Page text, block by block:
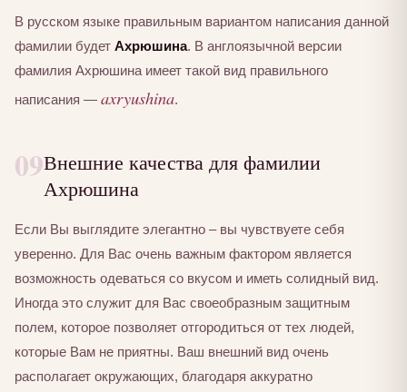
В русском языке правильным вариантом написания данной
фамилии будет Ахрюшина. В англоязычной версии
фамилия Ахрюшина имеет такой вид правильного
написания — axryushina.
09Внешние качества для фамилии
Ахрюшина
Если Вы выглядите элегантно – вы чувствуете себя
уверенно. Для Вас очень важным фактором является
возможность одеваться со вкусом и иметь солидный вид.
Иногда это служит для Вас своеобразным защитным
полем, которое позволяет отгородиться от тех людей,
которые Вам не приятны. Ваш внешний вид очень
располагает окружающих, благодаря аккуратно